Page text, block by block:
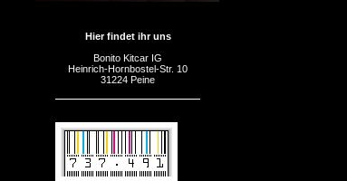
Hier findet ihr uns
Bonito Kitcar IG
Heinrich-Hornbostel-Str. 10
31224 Peine